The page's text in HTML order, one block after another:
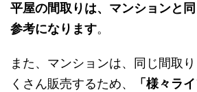
平屋の間取りは、マンションと
参考になります。
また、マンションは、同じ間取
くさん販売するため、
「様々ラ